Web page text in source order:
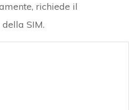
richiede il
SIM.